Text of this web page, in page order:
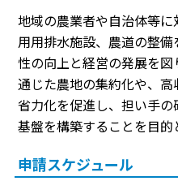
地域の農業者や自治体等
用用排水施設、農道の整
性の向上と経営の発展を
通じた農地の集約化や、
省力化を促進し、担い手
基盤を構築することを目的
申請スケジュール